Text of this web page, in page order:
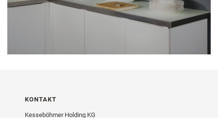
KONTAKT
Kesseböhmer Holding KG